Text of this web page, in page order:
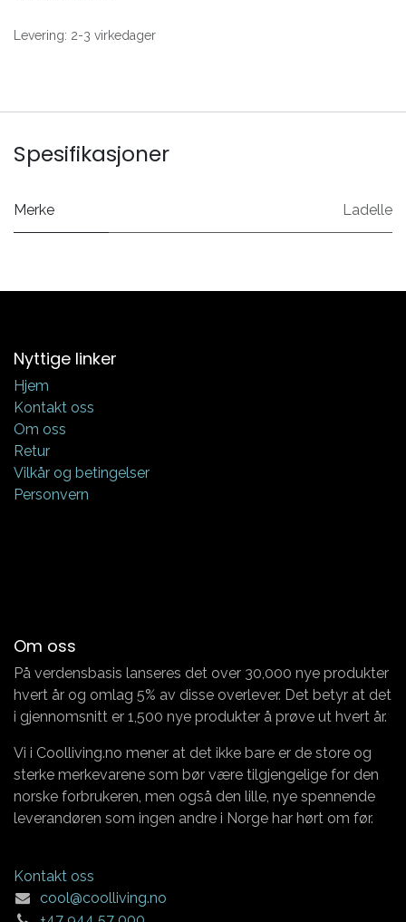
Levering: 2-3 virkedager
Spesifikasjoner
Merke Ladelle
Nyttige linker
Hjem
Kontakt oss
Om oss
Retur
Vilkår og betingelser
Personvern
Om oss
På verdensbasis lanseres det over 30,000 nye produkter
hvert år og omlag 5% av disse overlever. Det betyr at det
i gjennomsnitt er 1,500 nye produkter å prøve ut hvert år.
Vi i Coolliving.no mener at det ikke bare er de store og
sterke merkevarene som bør være tilgjengelige for den
norske forbrukeren, men også den lille, nye spennende
leverandøren som ingen andre i Norge har hørt om før.
Kontakt oss
cool@coolliving.no